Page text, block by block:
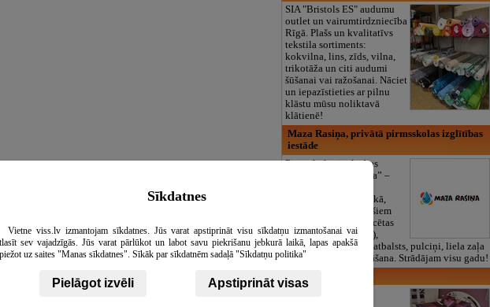
SIA "Bristols ES" audumu
outlet un vairumtirdzniecība
Rīgā. Plašs un kvalitatīvs
tekstila sortiments:
kokvilna, lins, zīds, vilna,
trikotāža un citi audumi
šūšanai vai ražošanai. Nāciet
un iepazīstieties ar pilnu
klāstu mūsu noliktavā
klātienē!
Maza Rasiņa, privātā pirmsskolas izglītības
iestāde
Pirmsskolas izglītības
iestāde “Maza Rasiņa” –
Pārdaugavā, Zasulaukā,
bērniem no 10 mēnešiem
līdz 6 gadiem. Licencētas
programmas (LV/RU),
logopēds, speciālais atbalsts, pulciņi, liela zaļa
teritorija un 3x ēdināšana. Strādājam visu gadu!
LD apartamenti
Sīkdatnes
Vietne viss.lv izmantojam sīkdatnes. Jūs varat apstiprināt visu sīkdatņu izmantošanai vai
sev vajadzīgās. Jūs varat pārlūkot un labot savu piekrišanu jebkurā laikā, lapas apakšā
uz saites "Manas sīkdatnes". Sīkāk par sīkdatnēm sadaļā "Sīkdatņu politika"
Pielāgot izvēli Apstiprināt visas